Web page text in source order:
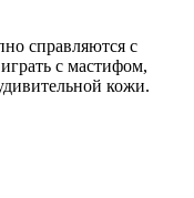
справляются с
с мастифом,
кожи.